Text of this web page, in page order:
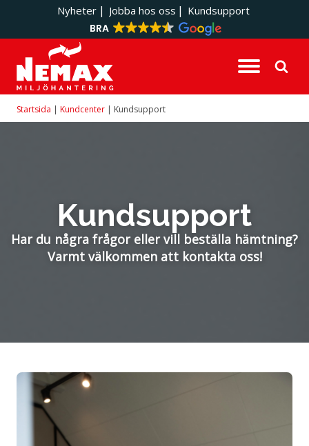
Nyheter | Jobba hos oss | Kundsupport
BRA
Startsida | Kundcenter | Kundsupport
Kundsupport
Har du några frågor eller vill beställa hämtning?
Varmt välkommen att kontakta oss!
Tjänster
Avfallshantering
Om oss
Frågor och svar
Medarbetare
Villkor och policys